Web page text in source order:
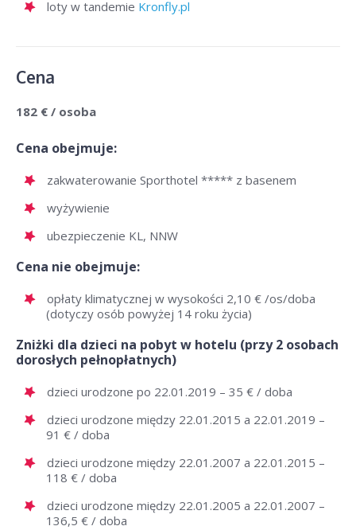
loty w tandemie Kronfly.pl
Cena
182 € / osoba
Cena obejmuje:
zakwaterowanie Sporthotel ***** z basenem
wyżywienie
ubezpieczenie KL, NNW
Cena nie obejmuje:
opłaty klimatycznej w wysokości 2,10 € /os/doba
(dotyczy osób powyżej 14 roku życia)
Zniżki dla dzieci na pobyt w hotelu (przy 2 osobach
dorosłych pełnopłatnych)
dzieci urodzone po 22.01.2019 – 35 € / doba
dzieci urodzone między 22.01.2015 a 22.01.2019 –
91 € / doba
dzieci urodzone między 22.01.2007 a 22.01.2015 –
118 € / doba
dzieci urodzone między 22.01.2005 a 22.01.2007 –
136,5 € / doba